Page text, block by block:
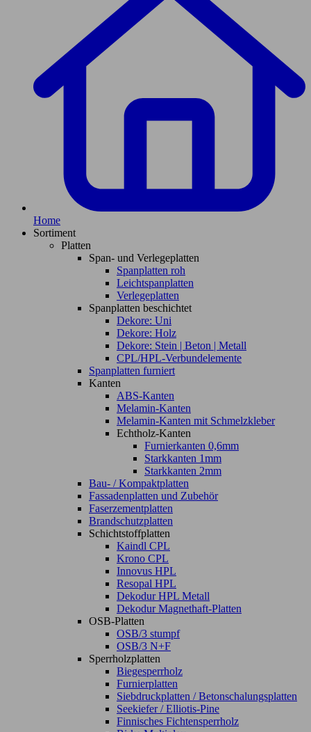
Home
Sortiment
Platten
Span- und Verlegeplatten
Spanplatten roh
Leichtspanplatten
Verlegeplatten
Spanplatten beschichtet
Dekore: Uni
Dekore: Holz
Dekore: Stein | Beton | Metall
CPL/HPL-Verbundelemente
Spanplatten furniert
Kanten
ABS-Kanten
Melamin-Kanten
Melamin-Kanten mit Schmelzkleber
Echtholz-Kanten
Furnierkanten 0,6mm
Starkkanten 1mm
Starkkanten 2mm
Bau- / Kompaktplatten
Fassadenplatten und Zubehör
Faserzementplatten
Brandschutzplatten
Schichtstoffplatten
Kaindl CPL
Krono CPL
Innovus HPL
Resopal HPL
Dekodur HPL Metall
Dekodur Magnethaft-Platten
OSB-Platten
OSB/3 stumpf
OSB/3 N+F
Sperrholzplatten
Biegesperrholz
Furnierplatten
Siebdruckplatten / Betonschalungsplatten
Seekiefer / Elliotis-Pine
Finnisches Fichtensperrholz